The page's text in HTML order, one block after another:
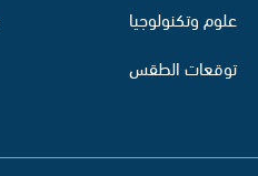
علوم وتكنولوجيا
توقعات الطقس